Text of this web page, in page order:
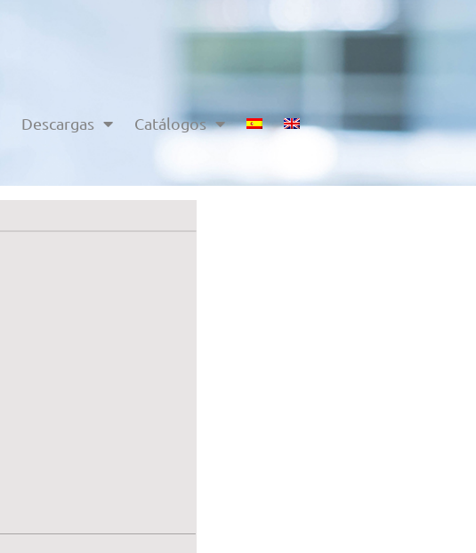
Descargas Catálogos